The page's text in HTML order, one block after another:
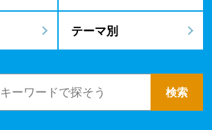
テーマ別